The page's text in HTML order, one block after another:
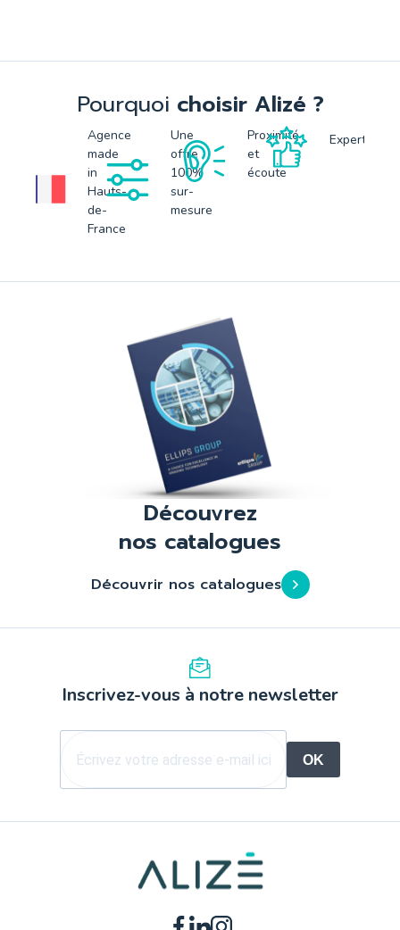
Pourquoi choisir Alizé ?
Agence
made
in
Hauts-
de-
France
Une
offre
100%
sur-
mesure
Proximité
et
écoute
Expertise
Découvrez
nos catalogues
Découvrir nos catalogues
Inscrivez-vous à notre newsletter
OK